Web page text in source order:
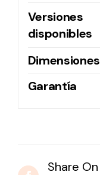
Versiones
disponibles
Dimensiones
Garantía
Share On